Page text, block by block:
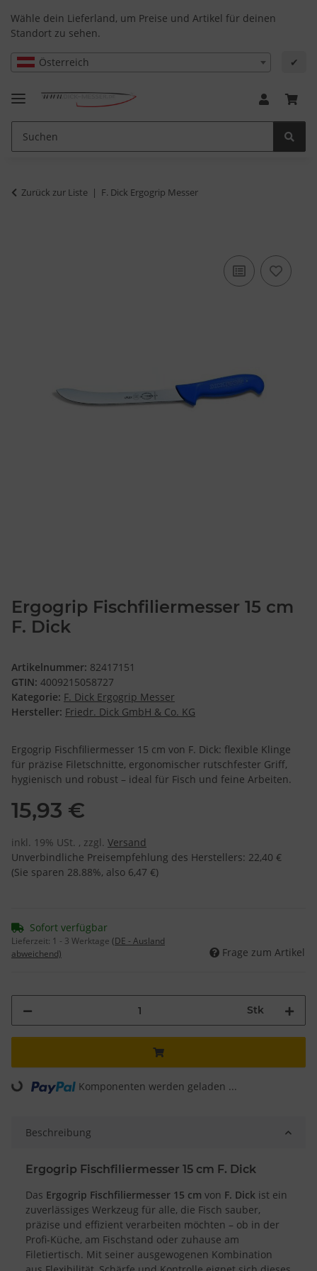
Wähle dein Lieferland, um Preise und Artikel für deinen
Standort zu sehen.
Österreich ✔
Zurück zur Liste F. Dick Ergogrip Messer
Ergogrip Fischfiliermesser 15 cm
F. Dick
Artikelnummer: 82417151
GTIN: 4009215058727
Kategorie: F. Dick Ergogrip Messer
Hersteller: Friedr. Dick GmbH & Co. KG
Ergogrip Fischfiliermesser 15 cm von F. Dick: flexible Klinge
für präzise Filetschnitte, ergonomischer rutschfester Griff,
hygienisch und robust – ideal für Fisch und feine Arbeiten.
15,93 €
inkl. 19% USt. , zzgl. Versand
Unverbindliche Preisempfehlung des Herstellers: 22,40 €
(Sie sparen 28.88%, also 6,47 €)
Sofort verfügbar
Lieferzeit: 1 - 3 Werktage (DE - Ausland
abweichend)
Frage zum Artikel
Stk
Loading... Komponenten werden geladen ...
Beschreibung
Ergogrip Fischfiliermesser 15 cm F. Dick
Das Ergogrip Fischfiliermesser 15 cm von F. Dick ist ein
zuverlässiges Werkzeug für alle, die Fisch sauber,
präzise und effizient verarbeiten möchten – ob in der
Profi-Küche, am Fischstand oder zuhause am
Filetiertisch. Mit seiner ausgewogenen Kombination